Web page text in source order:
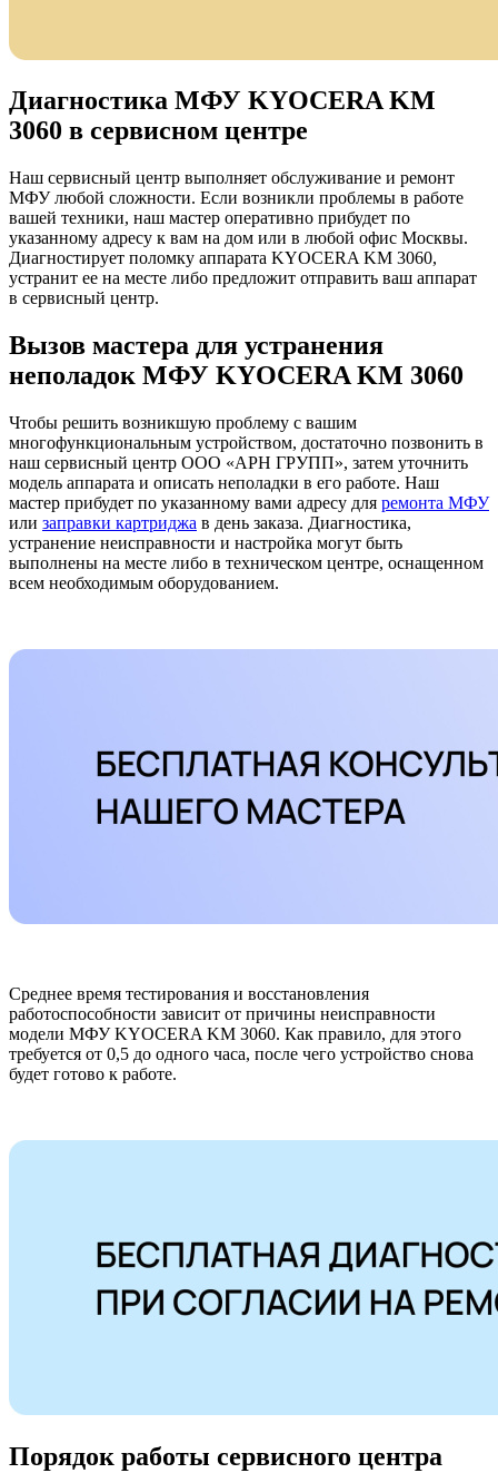
Диагностика МФУ KYOCERA KM
3060 в сервисном центре
Наш сервисный центр выполняет обслуживание и ремонт
МФУ любой сложности. Если возникли проблемы в работе
вашей техники, наш мастер оперативно прибудет по
указанному адресу к вам на дом или в любой офис Москвы.
Диагностирует поломку аппарата KYOCERA KM 3060,
устранит ее на месте либо предложит отправить ваш аппарат
в сервисный центр.
Вызов мастера для устранения
неполадок МФУ KYOCERA KM 3060
Чтобы решить возникшую проблему с вашим
многофункциональным устройством, достаточно позвонить в
наш сервисный центр ООО «АРН ГРУПП», затем уточнить
модель аппарата и описать неполадки в его работе. Наш
мастер прибудет по указанному вами адресу для ремонта МФУ
или заправки картриджа в день заказа. Диагностика,
устранение неисправности и настройка могут быть
выполнены на месте либо в техническом центре, оснащенном
всем необходимым оборудованием.
Среднее время тестирования и восстановления
работоспособности зависит от причины неисправности
модели МФУ KYOCERA KM 3060. Как правило, для этого
требуется от 0,5 до одного часа, после чего устройство снова
будет готово к работе.
Порядок работы сервисного центра